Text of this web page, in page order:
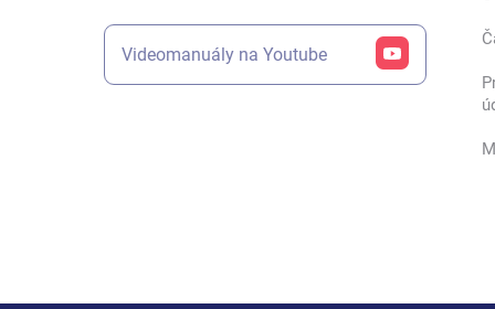
Videomanuály na Youtube